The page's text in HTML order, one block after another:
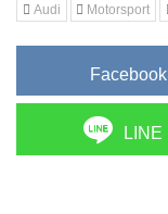
Audi Motorsport
Facebook
LINE